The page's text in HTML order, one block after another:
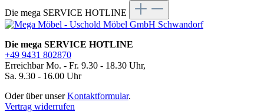
Die mega SERVICE HOTLINE
Die mega SERVICE HOTLINE
+49 9431 802870
Erreichbar Mo. - Fr. 9.30 - 18.30 Uhr,
Sa. 9.30 - 16.00 Uhr
Oder über unserKontaktformular.
Vertrag widerrufen